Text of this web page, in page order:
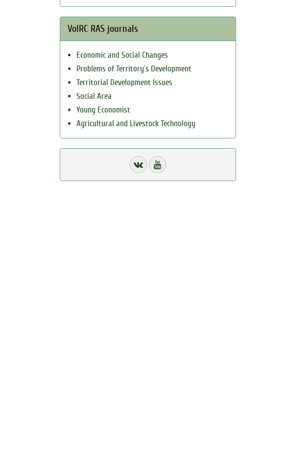
VolRC RAS journals
Economic and Social Changes
Problems of Territory`s Development
Territorial Development Issues
Social Area
Young Economist
Agricultural and Livestock Technology